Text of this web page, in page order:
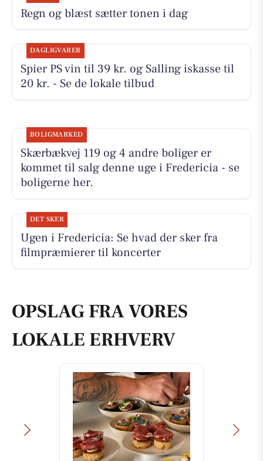
Regn og blæst sætter tonen i dag
DAGLIGVARER
Spier PS vin til 39 kr. og Salling iskasse til
20 kr. - Se de lokale tilbud
BOLIGMARKED
Skærbækvej 119 og 4 andre boliger er
kommet til salg denne uge i Fredericia - se
boligerne her.
DET SKER
Ugen i Fredericia: Se hvad der sker fra
filmpræmierer til koncerter
OPSLAG FRA VORES
LOKALE ERHVERV